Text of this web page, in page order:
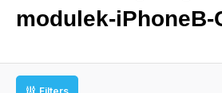
modulek-iPhoneB-